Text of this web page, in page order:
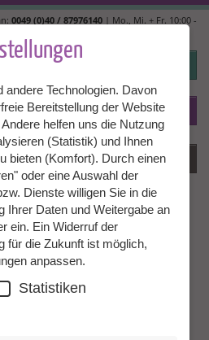
0049 (0)40 / 87976140 | Mo., Mi. + Fr. 10:00 -
DE
Menü
GRANNY AUPAIR
und Familien über ihre
mit Granny Aupair!
Technologien. Davon
Bereitstellung der Website
helfen uns die Nutzung
(Statistik) und Ihnen
bieten (Komfort). Durch einen
oder eine Auswahl der
Dienste willigen Sie in die
Ihrer Daten und Weitergabe an
ein. Ein Widerruf der
für die Zukunft ist möglich,
anpassen.
Statistiken